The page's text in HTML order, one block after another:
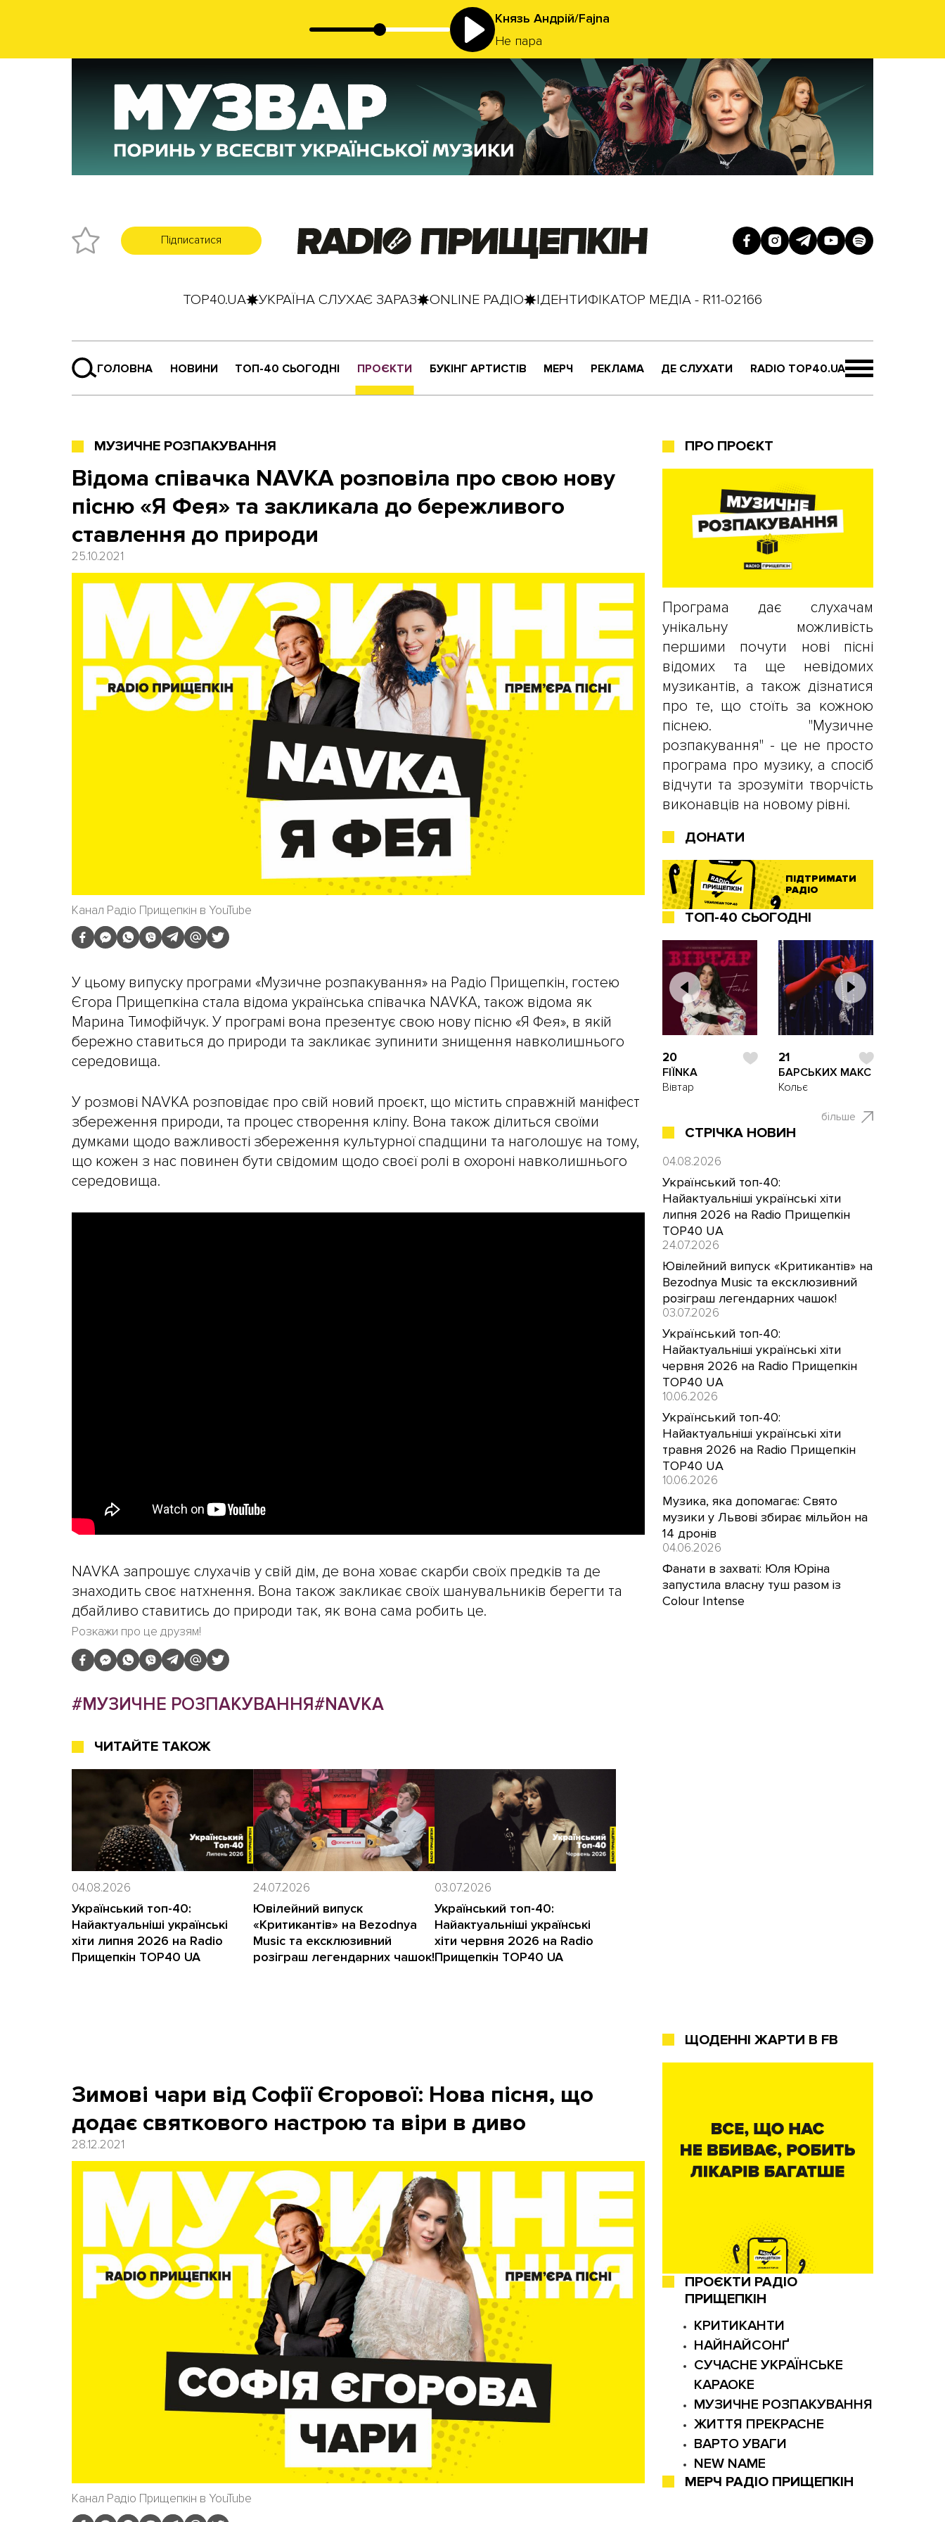
Князь Андрій/Fajna
Не пара
Підписатися
TOP40.UA УКРАЇНА СЛУХАЄ ЗАРАЗ ONLINE РАДІО ІДЕНТИФІКАТОР МЕДІА - R11-02166
ГОЛОВНА НОВИНИ ТОП-40 СЬОГОДНІ ПРОЄКТИ
ЖИТТЯ ПРЕКРАСНЕ
МУЗИЧНЕ РОЗПАКУВАННЯ
NEW NAME
БУКІНГ АРТИСТІВ МЕРЧ РЕКЛАМА ДЕ СЛУХАТИ RADIO TOP40.UA
МУЗИЧНЕ РОЗПАКУВАННЯ
Відома співачка NAVKA розповіла про свою нову
пісню «Я Фея» та закликала до бережливого
ставлення до природи
25.10.2021
Канал Радіо Прищепкін в YouTube
У цьому випуску програми «Музичне розпакування» на Радіо Прищепкін, гостею
Єгора Прищепкіна стала відома українська співачка NAVKA, також відома як
Марина Тимофійчук. У програмі вона презентує свою нову пісню «Я Фея», в якій
бережно ставиться до природи та закликає зупинити знищення навколишнього
середовища.
У розмові NAVKA розповідає про свій новий проєкт, що містить справжній маніфест
збереження природи, та процес створення кліпу. Вона також ділиться своїми
думками щодо важливості збереження культурної спадщини та наголошує на тому,
що кожен з нас повинен бути свідомим щодо своєї ролі в охороні навколишнього
середовища.
NAVKA запрошує слухачів у свій дім, де вона ховає скарби своїх предків та де
знаходить своє натхнення. Вона також закликає своїх шанувальників берегти та
дбайливо ставитись до природи так, як вона сама робить це.
Розкажи про це друзям!
#МУЗИЧНЕ РОЗПАКУВАННЯ#NAVKA
ЧИТАЙТЕ ТАКОЖ
04.08.2026
Український топ-40:
Найактуальніші українські
хіти липня 2026 на Radio
Прищепкін TOP40 UA
24.07.2026
Ювілейний випуск
«Критикантів» на Bezodnya
Music та ексклюзивний
розіграш легендарних чашок!
03.07.2026
Український топ-40:
Найактуальніші українські
хіти червня 2026 на Radio
Прищепкін TOP40 UA
Зимові чари від Софії Єгорової: Нова пісня, що
додає святкового настрою та віри в диво
28.12.2021
Канал Радіо Прищепкін в YouTube
ПРО ПРОЄКТ
Програма дає слухачам
унікальну можливість
першими почути нові пісні
відомих та ще невідомих
музикантів, а також дізнатися
про те, що стоїть за кожною
піснею. "Музичне
розпакування" - це не просто
програма про музику, а спосіб
відчути та зрозуміти творчість
виконавців на новому рівні.
ДОНАТИ
ПІДТРИМАТИ
РАДІО
ТОП-40 СЬОГОДНІ
20
FIЇNKA
Вівтар
21
БАРСЬКИХ МАКС
Кольє
більше
СТРІЧКА НОВИН
04.08.2026
Український топ-40:
Найактуальніші українські хіти
липня 2026 на Radio Прищепкін
TOP40 UA
24.07.2026
Ювілейний випуск «Критикантів» на
Bezodnya Music та ексклюзивний
розіграш легендарних чашок!
03.07.2026
Український топ-40:
Найактуальніші українські хіти
червня 2026 на Radio Прищепкін
TOP40 UA
10.06.2026
Український топ-40:
Найактуальніші українські хіти
травня 2026 на Radio Прищепкін
TOP40 UA
10.06.2026
Музика, яка допомагає: Свято
музики у Львові збирає мільйон на
14 дронів
04.06.2026
Фанати в захваті: Юля Юріна
запустила власну туш разом із
Colour Intense
ЩОДЕННІ ЖАРТИ В FB
ПРОЄКТИ РАДІО
ПРИЩЕПКІН
КРИТИКАНТИ
НАЙНАЙСОНҐ
СУЧАСНЕ УКРАЇНСЬКЕ
КАРАОКЕ
МУЗИЧНЕ РОЗПАКУВАННЯ
ЖИТТЯ ПРЕКРАСНЕ
ВАРТО УВАГИ
NEW NAME
МЕРЧ РАДІО ПРИЩЕПКІН